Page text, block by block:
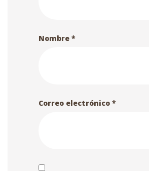
Nombre *
Correo electrónico *